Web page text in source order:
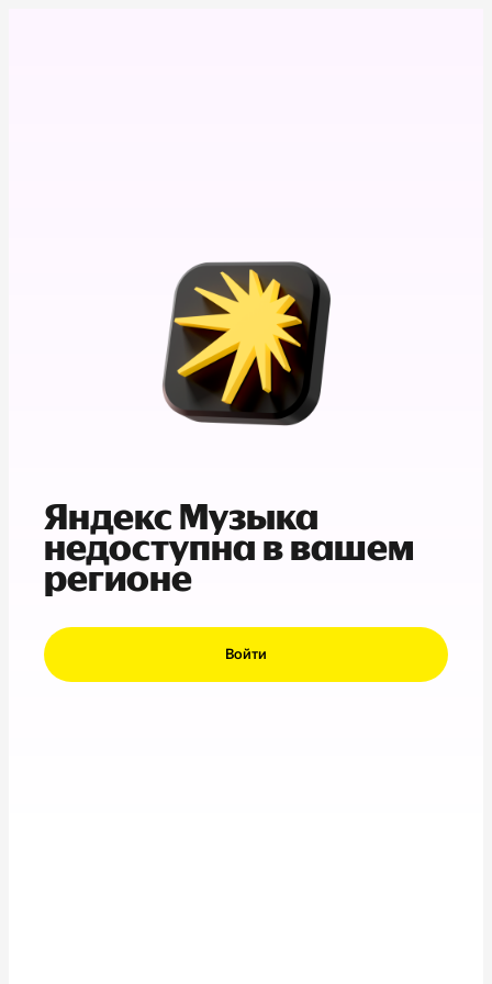
Яндекс Музыка
недоступна в вашем
регионе
Войти